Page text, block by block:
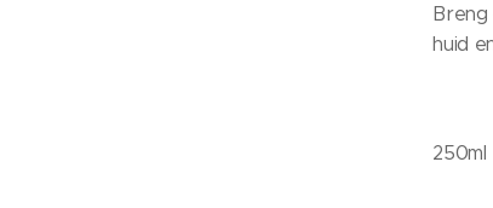
Breng
huid
250ml